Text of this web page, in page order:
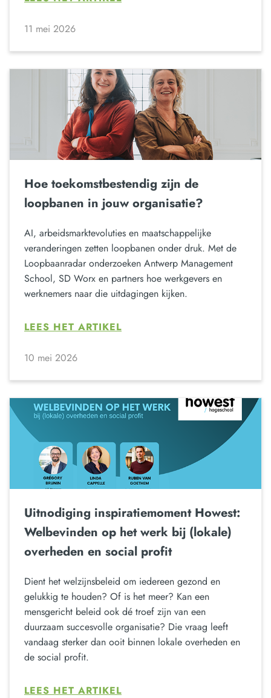
11 mei 2026
Hoe toekomstbestendig zijn de
loopbanen in jouw organisatie?
AI, arbeidsmarktevoluties en maatschappelijke
veranderingen zetten loopbanen onder druk. Met de
Loopbaanradar onderzoeken Antwerp Management
School, SD Worx en partners hoe werkgevers en
werknemers naar die uitdagingen kijken.
LEES HET ARTIKEL
10 mei 2026
Uitnodiging inspiratiemoment Howest:
Welbevinden op het werk bij (lokale)
overheden en social profit
Dient het welzijnsbeleid om iedereen gezond en
gelukkig te houden? Of is het meer? Kan een
mensgericht beleid ook dé troef zijn van een
duurzaam succesvolle organisatie? Die vraag leeft
vandaag sterker dan ooit binnen lokale overheden en
de social profit.
LEES HET ARTIKEL